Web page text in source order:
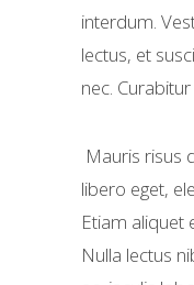
interdum.
lectus, et
nec.
Mauris risus
libero eget,
Etiam aliquet
Nulla lectus